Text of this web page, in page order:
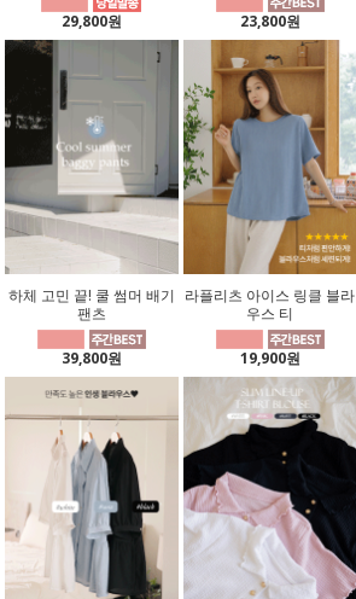
29,800원 23,800원
하체 고민 끝! 쿨 썸머 배기
팬츠
39,800원
라플리츠 아이스 링클 블라
우스 티
19,900원